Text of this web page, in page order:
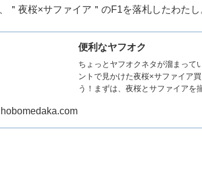
＂夜桜×サファイア＂のF1を落札したわたし
便利なヤフオク
ちょっとヤフオクネタが溜まって
ントで見かけた夜桜×サファイア
う！まずは、夜桜とサファイアを